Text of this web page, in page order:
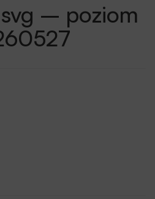
– poziom